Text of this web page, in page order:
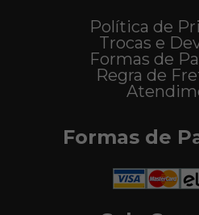
Política de
Trocas e
Formas de
Regra de
Formas de